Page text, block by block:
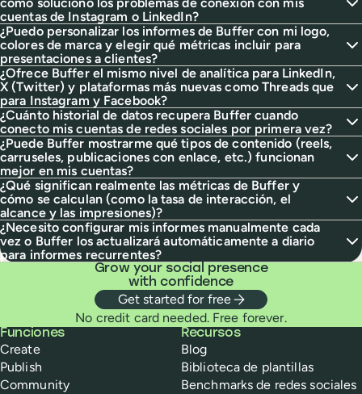
cómo soluciono los problemas de conexión con mis
cuentas de Instagram o LinkedIn?
¿Puedo personalizar los informes de Buffer con mi logo,
colores de marca y elegir qué métricas incluir para
presentaciones a clientes?
¿Ofrece Buffer el mismo nivel de analítica para LinkedIn,
X (Twitter) y plataformas más nuevas como Threads que
para Instagram y Facebook?
¿Cuánto historial de datos recupera Buffer cuando
conecto mis cuentas de redes sociales por primera vez?
¿Puede Buffer mostrarme qué tipos de contenido (reels,
carruseles, publicaciones con enlace, etc.) funcionan
mejor en mis cuentas?
¿Qué significan realmente las métricas de Buffer y
cómo se calculan (como la tasa de interacción, el
alcance y las impresiones)?
¿Necesito configurar mis informes manualmente cada
vez o Buffer los actualizará automáticamente a diario
para informes recurrentes?
Grow your social presence
with confidence
Get started for free
No credit card needed. Free forever.
Buffer
Funciones
Create
Publish
Community
Recursos
Blog
Biblioteca de plantillas
Benchmarks de redes sociales